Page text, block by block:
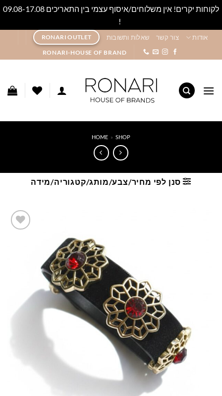
לקוחות יקרים! אין משלוחים/איסוף עצמי בין התאריכים 09.08-17.08
!
content
אודות צור קשר שאלות ותשובות RONARI OUTLET
RONARI-HOUSE OF BRAND
HOME » SHOP
סנן לפי מחיר/צבע/מותג/קטגוריה/מידה